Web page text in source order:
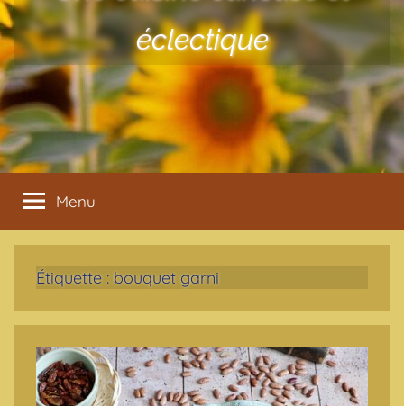
éclectique
Menu
Étiquette : bouquet garni